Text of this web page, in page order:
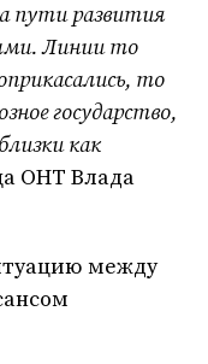
пути развития
Линии то
то
государство,
как
ОНТ Влада
между